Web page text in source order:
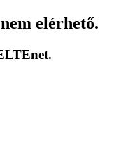
elérhető.